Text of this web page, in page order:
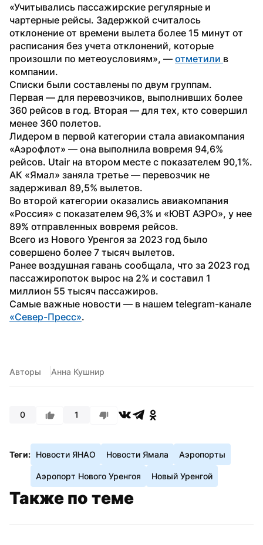
«Учитывались пассажирские регулярные и
чартерные рейсы. Задержкой считалось
отклонение от времени вылета более 15 минут от
расписания без учета отклонений, которые
произошли по метеоусловиям», — отметили в
компании.
Списки были составлены по двум группам.
Первая — для перевозчиков, выполнивших более
360 рейсов в год. Вторая — для тех, кто совершил
менее 360 полетов.
Лидером в первой категории стала авиакомпания
«Аэрофлот» — она выполнила вовремя 94,6%
рейсов. Utair на втором месте с показателем 90,1%.
АК «Ямал» заняла третье — перевозчик не
задерживал 89,5% вылетов.
Во второй категории оказались авиакомпания
«Россия» с показателем 96,3% и «ЮВТ АЭРО», у нее
89% отправленных вовремя рейсов.
Всего из Нового Уренгоя за 2023 год было
совершено более 7 тысяч вылетов.
Ранее воздушная гавань сообщала, что за 2023 год
пассажиропоток вырос на 2% и составил 1
миллион 55 тысяч пассажиров.
«Север-Пресс».
Авторы Анна Кушнир
0 1
Теги: Новости ЯНАО Новости Ямала Аэропорты
Аэропорт Нового Уренгоя Новый Уренгой
Также по теме